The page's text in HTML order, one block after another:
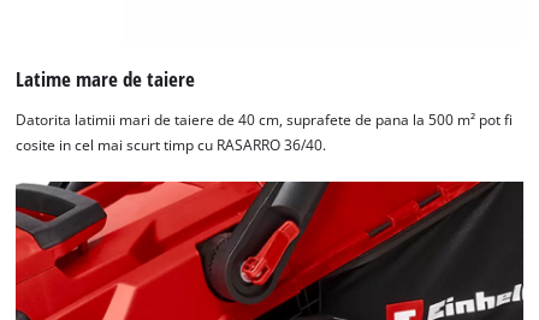
Latime mare de taiere
Datorita latimii mari de taiere de 40 cm, suprafete de pana la 500 m² pot fi
cosite in cel mai scurt timp cu RASARRO 36/40.